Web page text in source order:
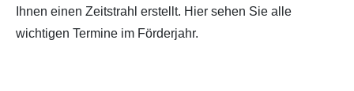
Ihnen einen Zeitstrahl erstellt. Hier sehen Sie alle
wichtigen Termine im Förderjahr.